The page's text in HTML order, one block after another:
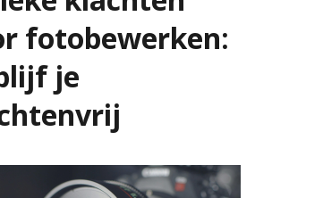
fotobewerken:
je